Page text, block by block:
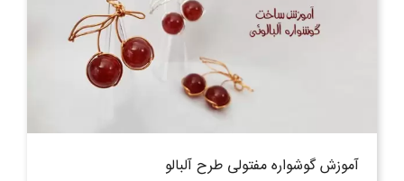
آموزش گوشواره مفتولی طرح آلبالو